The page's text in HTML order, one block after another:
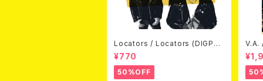
Locators / Locators (DIGPAC
K CD)
¥770
50%OFF
V.A.